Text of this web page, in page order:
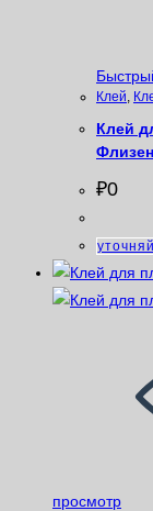
Клей
Клей
₽0
просмотр